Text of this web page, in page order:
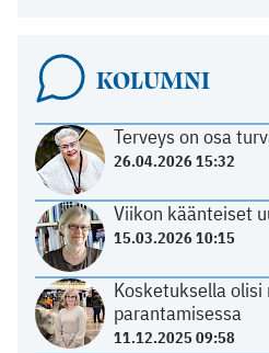
KOLUMNI
Terveys on osa
26.04.2026 15:32
Viikon käänteiset
15.03.2026 10:15
Kosketuksella
parantamisessa
11.12.2025 09:58